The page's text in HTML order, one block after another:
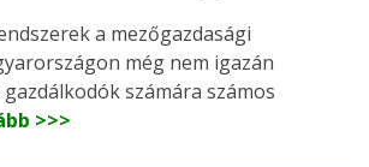
a mezőgazdasági
még nem igazán
számára számos
>>>